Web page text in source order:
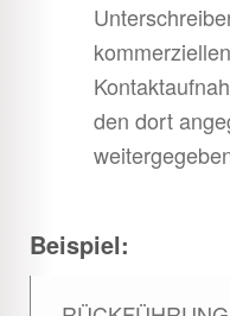
den dort
Beispiel: